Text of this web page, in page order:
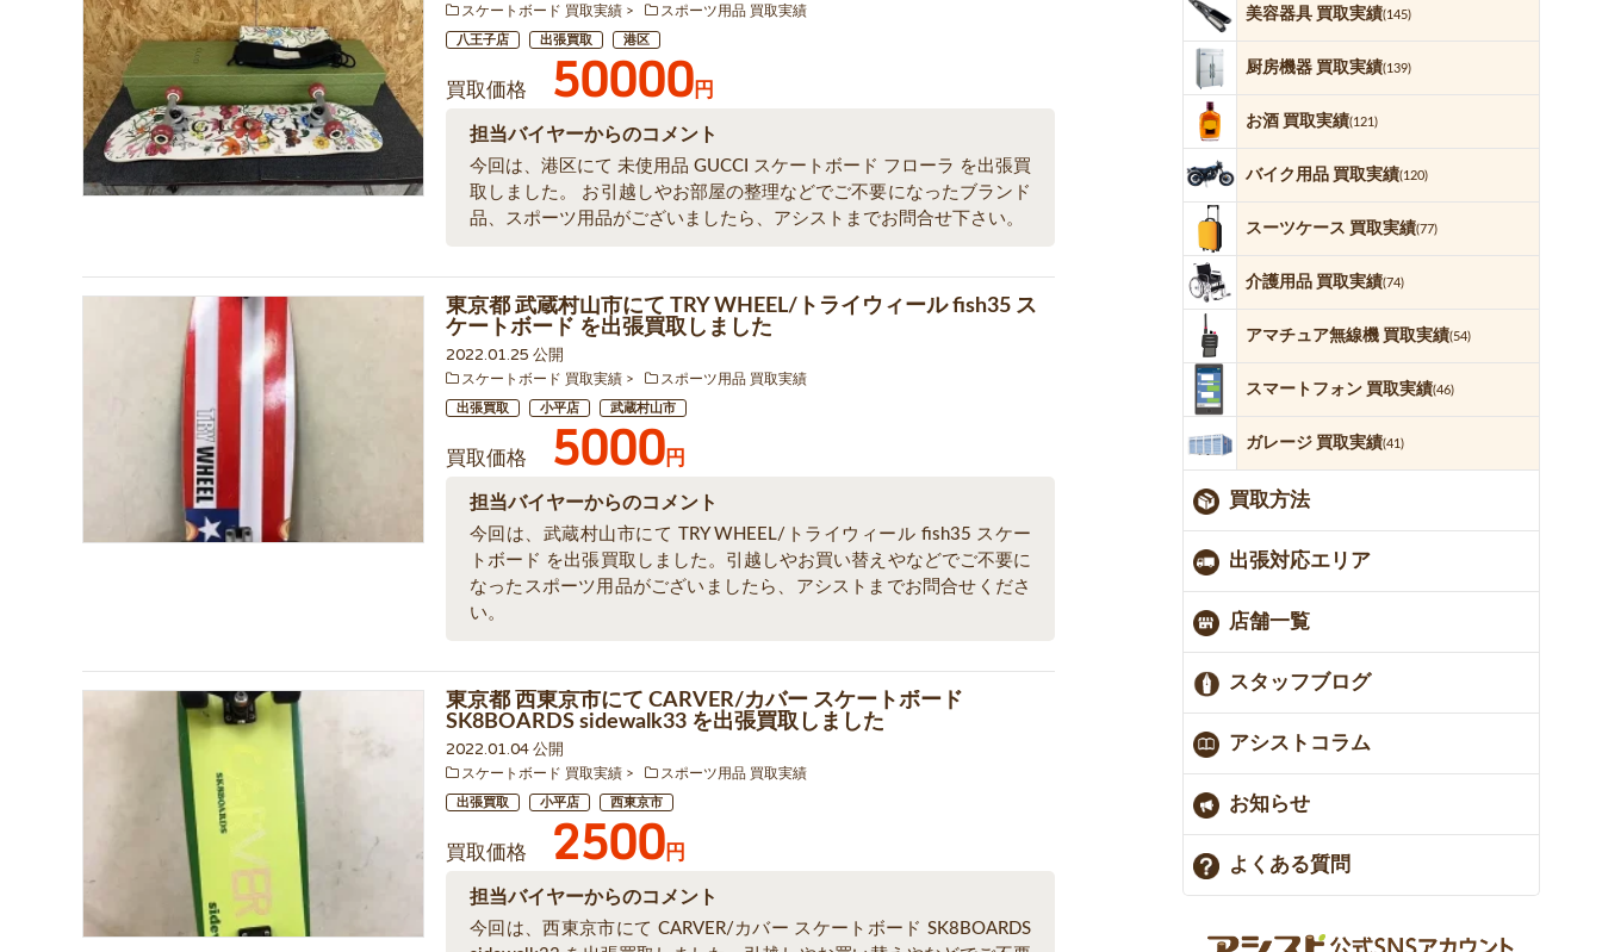
スケートボード 買取実績 スポーツ用品 買取実績
八王子店 出張買取 港区
買取価格 50000円
担当バイヤーからのコメント
今回は、港区にて 未使用品 GUCCI スケートボード フローラ を出張買
取しました。 お引越しやお部屋の整理などでご不要になったブランド
品、スポーツ用品がございましたら、アシストまでお問合せ下さい。
東京都 武蔵村山市にて TRY WHEEL/トライウィール fish35 ス
ケートボード を出張買取しました
2022.01.25 公開
スケートボード 買取実績 スポーツ用品 買取実績
出張買取 小平店 武蔵村山市
買取価格 5000円
担当バイヤーからのコメント
今回は、武蔵村山市にて TRY WHEEL/トライウィール fish35 スケー
トボード を出張買取しました。引越しやお買い替えやなどでご不要に
なったスポーツ用品がございましたら、アシストまでお問合せくださ
い。
東京都 西東京市にて CARVER/カバー スケートボード
SK8BOARDS sidewalk33 を出張買取しました
2022.01.04 公開
スケートボード 買取実績 スポーツ用品 買取実績
出張買取 小平店 西東京市
買取価格 2500円
担当バイヤーからのコメント
今回は、西東京市にて CARVER/カバー スケートボード SK8BOARDS
美容器具 買取実績(145)
厨房機器 買取実績(139)
お酒 買取実績(121)
バイク用品 買取実績(120)
スーツケース 買取実績(77)
介護用品 買取実績(74)
アマチュア無線機 買取実績(54)
スマートフォン 買取実績(46)
ガレージ 買取実績(41)
買取方法
出張対応エリア
店舗一覧
スタッフブログ
アシストコラム
お知らせ
よくある質問